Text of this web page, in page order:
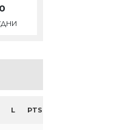
L PTS